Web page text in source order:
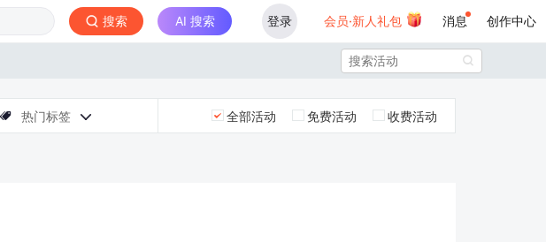
搜索 AI 搜索 登录 会员·新人礼包 消息 创作中心

 热门标签  全部活动 免费活动 收费活动